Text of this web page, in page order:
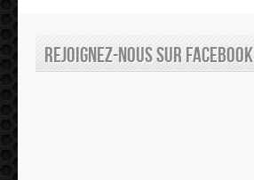
Rejoignez-nous sur Facebook